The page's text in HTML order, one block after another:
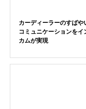
カーディーラーのすばや
コミュニケーションをイ
カムが実現